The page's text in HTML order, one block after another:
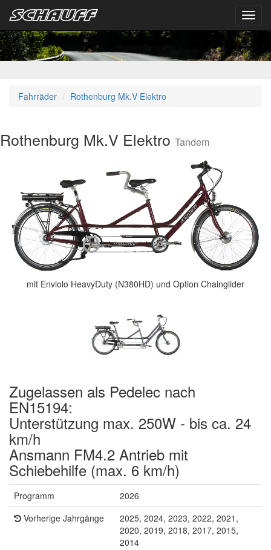
Fahrräder Rothenburg Mk.V Elektro
Rothenburg Mk.V Elektro Tandem
mit Enviolo HeavyDuty (N380HD) und Option Chainglider
Zugelassen als Pedelec nach
EN15194:
Unterstützung max. 250W - bis ca. 24
km/h
Ansmann FM4.2 Antrieb mit
Schiebehilfe (max. 6 km/h)
Programm
2026
Vorherige Jahrgänge
2025, 2024, 2023, 2022, 2021,
2020, 2019, 2018, 2017, 2015,
2014